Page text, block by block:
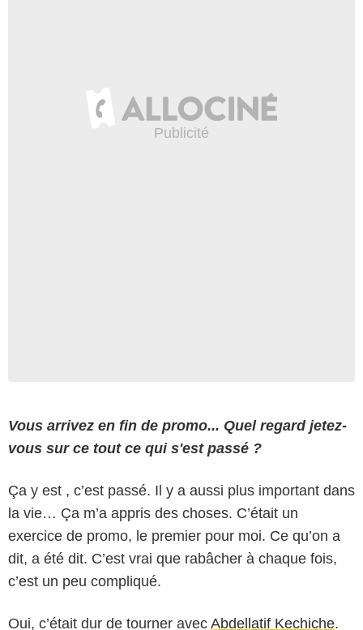
Vous arrivez en fin de promo... Quel regard jetez-
vous sur ce tout ce qui s'est passé ?
Ça y est , c’est passé. Il y a aussi plus important dans
la vie… Ça m’a appris des choses. C’était un
exercice de promo, le premier pour moi. Ce qu’on a
dit, a été dit. C’est vrai que rabâcher à chaque fois,
c’est un peu compliqué.
Oui, c’était dur de tourner avec Abdellatif Kechiche.